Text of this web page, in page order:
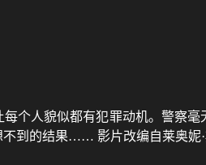
个人貌似都有犯罪动机。警察
到的结果…… 影片改编自莱奥妮·